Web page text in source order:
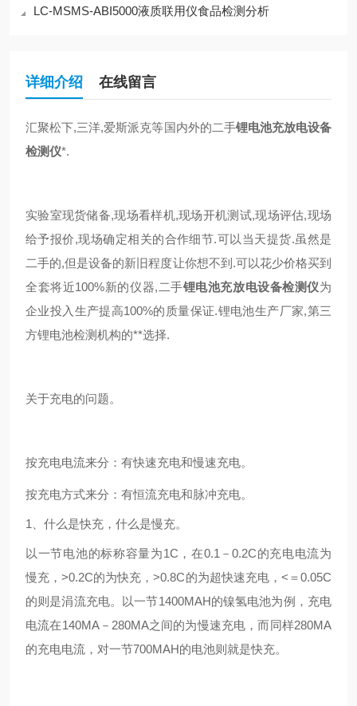
LC-MSMS-ABI5000液质联用仪食品检测分析
详细介绍 在线留言
汇聚松下,三洋,爱斯派克等国内外的二手锂电池充放电设备
检测仪*.
实验室现货储备,现场看样机,现场开机测试,现场评估,现场
给予报价,现场确定相关的合作细节.可以当天提货.虽然是
二手的,但是设备的新旧程度让你想不到.可以花少价格买到
全套将近100%新的仪器,二手锂电池充放电设备检测仪为
企业投入生产提高100%的质量保证.锂电池生产厂家,第三
方锂电池检测机构的**选择.
关于充电的问题。
按充电电流来分：有快速充电和慢速充电。
按充电方式来分：有恒流充电和脉冲充电。
1、什么是快充，什么是慢充。
以一节电池的标称容量为1C，在0.1－0.2C的充电电流为
慢充，>0.2C的为快充，>0.8C的为超快速充电，<＝0.05C
的则是涓流充电。以一节1400MAH的镍氢电池为例，充电
电流在140MA－280MA之间的为慢速充电，而同样280MA
的充电电流，对一节700MAH的电池则就是快充。